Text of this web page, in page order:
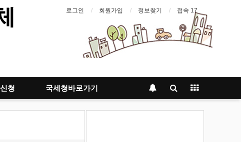
로그인 회원가입 정보찾기 접속 17
청 국세청바로가기